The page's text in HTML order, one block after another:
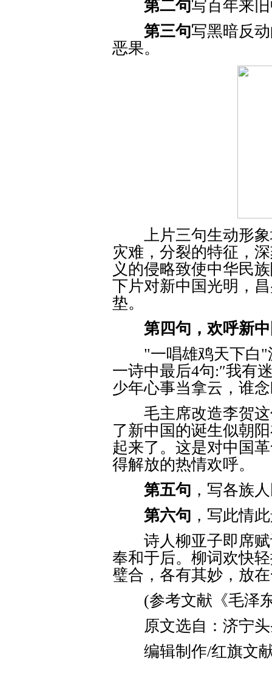
第二句写百年来
第三句写黑暗反
恶果。
上片三句生动形象
灾难，分裂的特征，
义的侵略致使中华民
下片对新中国光明，
垫。
第四句，欢呼新
"一唱雄鸡天下白"
一诗中最后4句:″我有
少年心事当拿云，谁
毛主席改造李贺这
了新中国的诞生似朝
起来了。这是对中国
得解放的热情欢呼。
第五句 ，写各族
第六句 ，写此情
诗人柳亚子即席赋
奉和于后。柳词欢快
璧合，各有其妙，放
(参考文献《毛泽
原文选自：济宁头
编辑制作/红旗文